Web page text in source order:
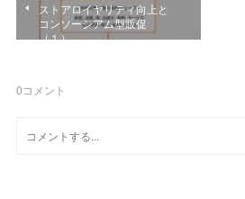
ストアロイヤリティ向上と
コンソーシアム型販促
（１）
0コメント